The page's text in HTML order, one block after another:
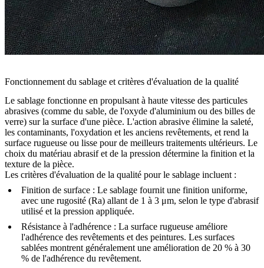
Fonctionnement du sablage et critères d'évaluation de la qualité
Le sablage fonctionne en propulsant à haute vitesse des particules
abrasives (comme du sable, de l'oxyde d'aluminium ou des billes de
verre) sur la surface d'une pièce. L'action abrasive élimine la saleté,
les contaminants, l'oxydation et les anciens revêtements, et rend la
surface rugueuse ou lisse pour de meilleurs traitements ultérieurs. Le
choix du matériau abrasif et de la pression détermine la finition et la
texture de la pièce.
Les critères d'évaluation de la qualité pour le sablage incluent :
Finition de surface : Le sablage fournit une finition uniforme,
avec une rugosité (Ra) allant de 1 à 3 μm, selon le type d'abrasif
utilisé et la pression appliquée.
Résistance à l'adhérence : La surface rugueuse améliore
l'adhérence des revêtements et des peintures. Les surfaces
sablées montrent généralement une amélioration de 20 % à 30
% de l'adhérence du revêtement.